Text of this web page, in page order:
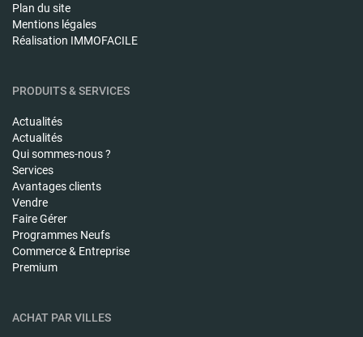
Plan du site
Mentions légales
Réalisation IMMOFACILE
PRODUITS & SERVICES
Actualités
Actualités
Qui sommes-nous ?
Services
Avantages clients
Vendre
Faire Gérer
Programmes Neufs
Commerce & Entreprise
Premium
ACHAT PAR VILLES